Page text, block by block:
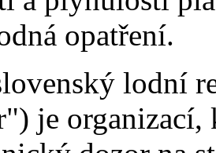
opatření.
lodní
je organizací,